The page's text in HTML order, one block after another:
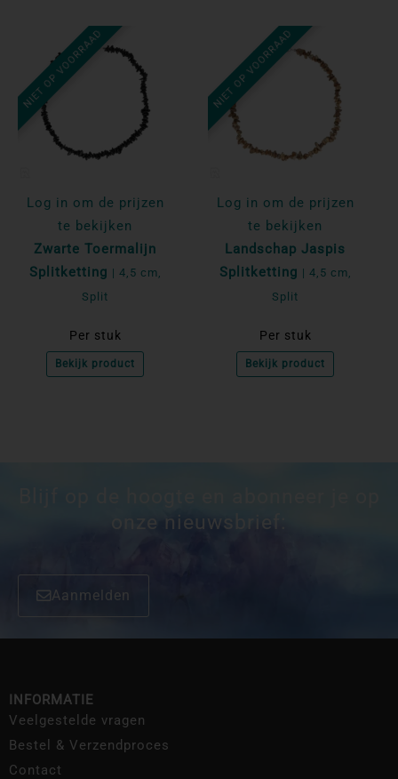
NIET OP VOORRAAD
Log in om de prijzen
te bekijken
Zwarte Toermalijn
Splitketting | 4,5 cm,
Split
Per stuk
Bekijk product
NIET OP VOORRAAD
Log in om de prijzen
te bekijken
Landschap Jaspis
Splitketting | 4,5 cm,
Split
Per stuk
Bekijk product
onze nieuwsbrief:
Aanmelden
INFORMATIE
Veelgestelde vragen
Bestel & Verzendproces
Contact